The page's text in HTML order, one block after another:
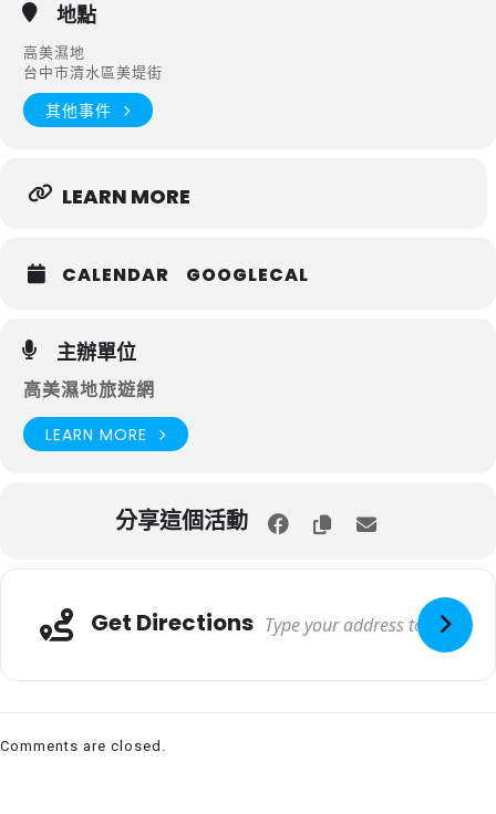
地點
高美濕地
台中市清水區美堤街
其他事件
LEARN MORE
CALENDAR GOOGLECAL
主辦單位
高美濕地旅遊網
LEARN MORE
分享這個活動
Get Directions
Comments are closed.